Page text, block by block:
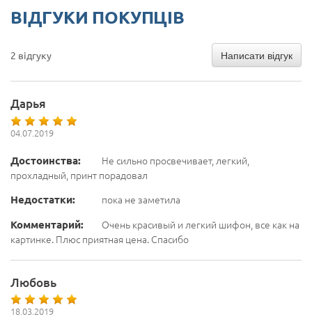
ВІДГУКИ ПОКУПЦІВ
2 відгуку Написати відгук
Дарья
04.07.2019
Достоинства:
Не сильно просвечивает, легкий,
прохладный, принт порадовал
Недостатки:
пока не заметила
Комментарий:
Очень красивый и легкий шифон, все как на
картинке. Плюс приятная цена. Спасибо
Любовь
18.03.2019